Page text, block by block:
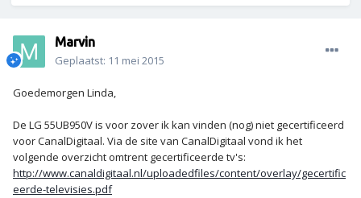
Marvin
Geplaatst: 11 mei 2015
Goedemorgen Linda,
De LG 55UB950V is voor zover ik kan vinden (nog) niet gecertificeerd
voor CanalDigitaal. Via de site van CanalDigitaal vond ik het
volgende overzicht omtrent gecertificeerde tv's:
http://www.canaldigitaal.nl/uploadedfiles/content/overlay/gecertific
eerde-televisies.pdf